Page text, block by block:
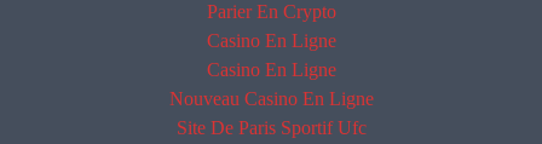
Parier En Crypto
Casino En Ligne
Casino En Ligne
Nouveau Casino En Ligne
Site De Paris Sportif Ufc